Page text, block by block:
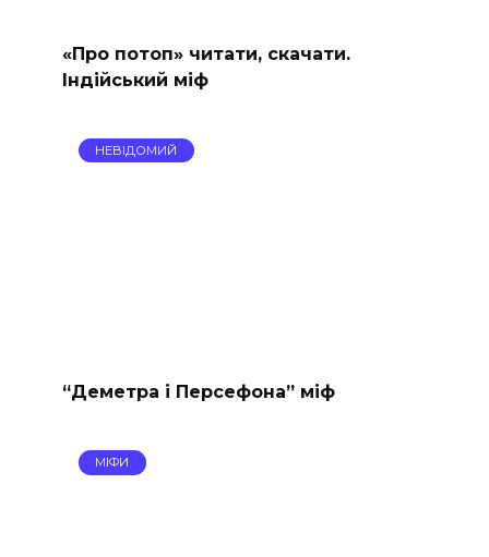
«Про потоп» читати, скачати.
Індійський міф
НЕВІДОМИЙ
“Деметра і Персефона” міф
МІФИ